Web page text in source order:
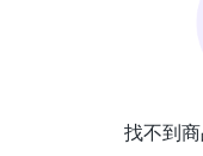
找不到